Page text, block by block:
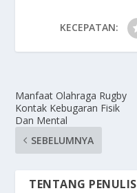
KECEPATAN:
Manfaat Olahraga Rugby
Kontak Kebugaran Fisik
Dan Mental
SEBELUMNYA
TENTANG PENULIS